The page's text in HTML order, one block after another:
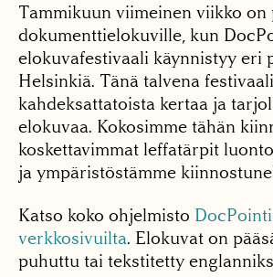
Tammikuun viimeinen viikko
dokumenttielokuville, kun
elokuvafestivaali käynnistyy eri
Helsinkiä. Tänä talvena
kahdeksattatoista kertaa ja
elokuvaa. Kokosimme tähän
koskettavimmat leffatärpit
ja ympäristöstämme
Katso koko ohjelmisto
verkkosivuilta. Elokuvat on
puhuttu tai tekstitetty